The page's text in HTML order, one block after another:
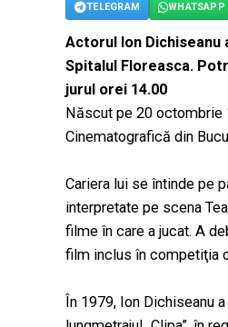
TELEGRAM WHATSAPP
Actorul Ion Dichiseanu
Spitalul Floreasca.
jurul orei 14.00
Născut pe 20 octombrie
Cinematografică din
Cariera lui se întinde pe
interpretate pe scena
filme în care a jucat. A
film inclus în competiţia
În 1979, Ion Dichiseanu